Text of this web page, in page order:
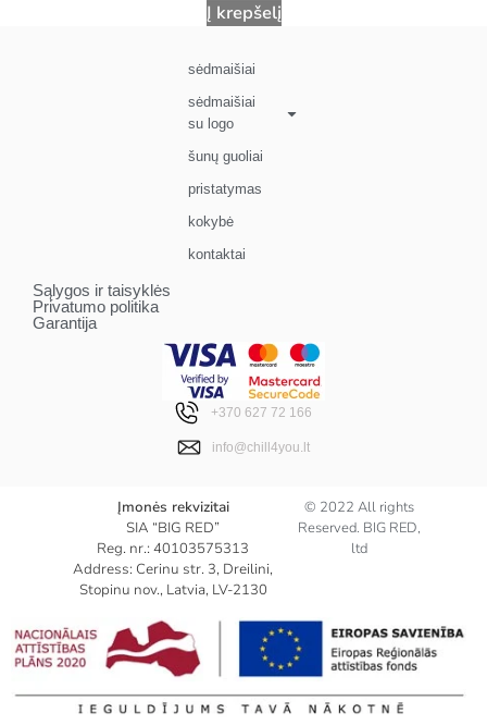
Į krepšelį
sėdmaišiai
sėdmaišiai
su logo
šunų guoliai
pristatymas
kokybė
kontaktai
Sąlygos ir taisyklės
Privatumo politika
Garantija
+370 627 72 166
info@chill4you.lt
Įmonės rekvizitai
SIA “BIG RED”
Reg. nr.: 40103575313
Address: Cerinu str. 3, Dreilini,
Stopinu nov., Latvia, LV-2130
© 2022 All rights
Reserved. BIG RED,
ltd